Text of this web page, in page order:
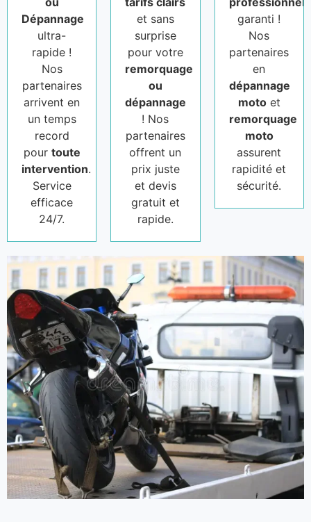
Dépannage
ultra-
rapide !
Nos
partenaires
arrivent en
un temps
record
pour toute
intervention.
Service
efficace
24/7.
et sans
surprise
pour votre
remorquage
ou
dépannage
! Nos
partenaires
offrent un
prix juste
et devis
gratuit et
rapide.
garanti !
Nos
partenaires
en
dépannage
motoet
remorquage
moto
assurent
rapidité et
sécurité.